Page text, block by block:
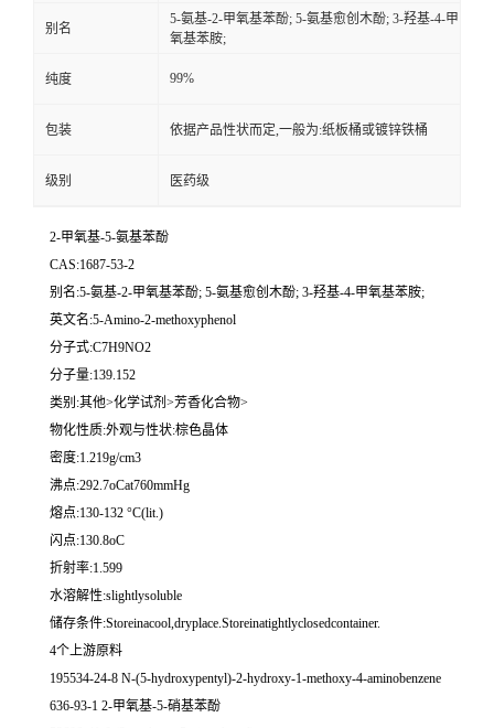
别名
5-氨基-2-甲氧基苯酚; 5-氨基愈创木酚; 3-羟基-4-甲
氧基苯胺;
纯度 99%
包装 依据产品性状而定,一般为:纸板桶或镀锌铁桶
级别 医药级
2-甲氧基-5-氨基苯酚
CAS:1687-53-2
别名:5-氨基-2-甲氧基苯酚; 5-氨基愈创木酚; 3-羟基-4-甲氧基苯胺;
英文名:5-Amino-2-methoxyphenol
分子式:C7H9NO2
分子量:139.152
类别:其他>化学试剂>芳香化合物>
物化性质:外观与性状:棕色晶体
密度:1.219g/cm3
沸点:292.7oCat760mmHg
熔点:130-132 °C(lit.)
闪点:130.8oC
折射率:1.599
水溶解性:slightlysoluble
储存条件:Storeinacool,dryplace.Storeinatightlyclosedcontainer.
4个上游原料
195534-24-8 N-(5-hydroxypentyl)-2-hydroxy-1-methoxy-4-aminobenzene
636-93-1 2-甲氧基-5-硝基苯酚